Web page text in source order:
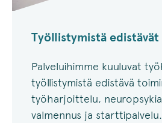
Työllistymistä
Palveluihimme kuuluvat
työllistymistä edistävä
työharjoittelu,
valmennus ja starttipalvelu.